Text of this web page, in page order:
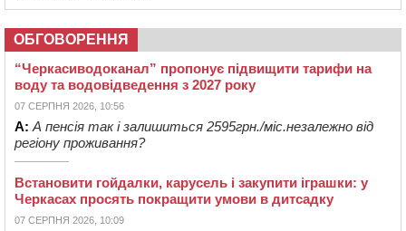
ОБГОВОРЕННЯ
“Черкасиводоканал” пропонує підвищити тарифи на
воду та водовідведення з 2027 року
07 СЕРПНЯ 2026, 10:56
А: А пенсія так і залишиться 2595грн./міс.незалежно від
регіону проживання?
Встановити гойдалки, карусель і закупити іграшки: у
Черкасах просять покращити умови в дитсадку
07 СЕРПНЯ 2026, 10:09